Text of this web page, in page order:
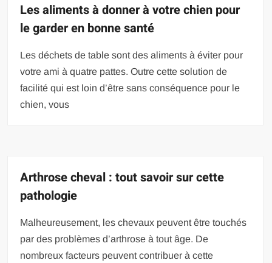
Les aliments à donner à votre chien pour
le garder en bonne santé
Les déchets de table sont des aliments à éviter pour
votre ami à quatre pattes. Outre cette solution de
facilité qui est loin d’être sans conséquence pour le
chien, vous
Arthrose cheval : tout savoir sur cette
pathologie
Malheureusement, les chevaux peuvent être touchés
par des problèmes d’arthrose à tout âge. De
nombreux facteurs peuvent contribuer à cette